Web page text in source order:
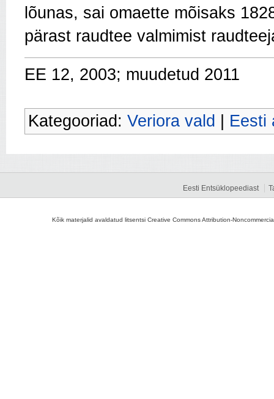
lõunas, sai omaette mõisaks
pärast raudtee valmimist
EE 12, 2003; muudetud 2011
Kategooriad: Veriora vald Eesti
Eesti Entsüklopeediast
Kõik materjalid avaldatud litsentsi Creative Commons Attribution-